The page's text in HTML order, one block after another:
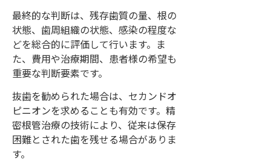
最終的な判断は、残存歯質の量、根の
状態、歯周組織の状態、感染の程度な
どを総合的に評価して行います。ま
た、費用や治療期間、患者様の希望も
重要な判断要素です。
抜歯を勧められた場合は、セカンドオ
ピニオンを求めることも有効です。精
密根管治療の技術により、従来は保存
困難とされた歯を残せる場合がありま
す。